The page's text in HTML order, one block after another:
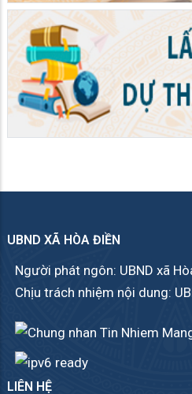
UBND XÃ HÒA ĐIỀN
Người phát ngôn: UBND xã
Chịu trách nhiệm nội dung:
LIÊN HỆ